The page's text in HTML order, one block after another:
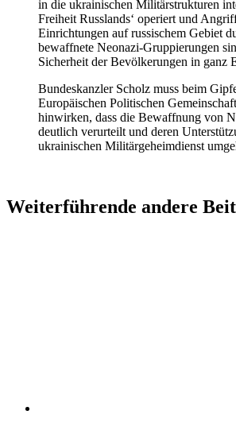
in die ukrainischen Militärstrukturen
Freiheit Russlands‘ operiert und
Einrichtungen auf russischem Gebiet
bewaffnete Neonazi-Gruppierungen
Sicherheit der Bevölkerungen in ganz
Bundeskanzler Scholz muss beim
Europäischen Politischen
hinwirken, dass die Bewaffnung von
deutlich verurteilt und deren
ukrainischen Militärgeheimdienst
Weiterführende andere